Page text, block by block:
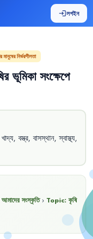
loginলগইন
নির্ভরশীলতা
ভূমিকা সংক্ষেপে
খাদ্য, বস্ত্র, বাসস্থান, স্বাস্থ্য,
সংস্কৃতি › Topic: কৃষি